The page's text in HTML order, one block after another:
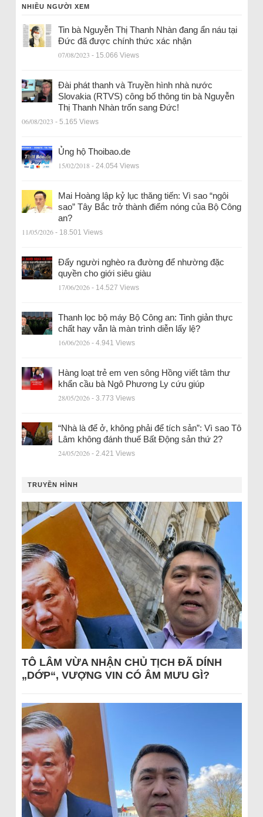
NHIỀU NGƯỜI XEM
Tin bà Nguyễn Thị Thanh Nhàn đang ẩn náu tại
Đức đã được chính thức xác nhận
07/08/2023 - 15.066 Views
Đài phát thanh và Truyền hình nhà nước
Slovakia (RTVS) công bố thông tin bà Nguyễn
Thị Thanh Nhàn trốn sang Đức!
06/08/2023 - 5.165 Views
Ủng hộ Thoibao.de
15/02/2018 - 24.054 Views
Mai Hoàng lập kỷ lục thăng tiến: Vì sao “ngôi
sao” Tây Bắc trở thành điểm nóng của Bộ Công
an?
11/05/2026 - 18.501 Views
Đẩy người nghèo ra đường để nhường đặc
quyền cho giới siêu giàu
17/06/2026 - 14.527 Views
Thanh lọc bộ máy Bộ Công an: Tinh giản thực
chất hay vẫn là màn trình diễn lấy lệ?
16/06/2026 - 4.941 Views
Hàng loạt trẻ em ven sông Hồng viết tâm thư
khẩn cầu bà Ngô Phương Ly cứu giúp
28/05/2026 - 3.773 Views
“Nhà là để ở, không phải để tích sản”: Vì sao Tô
Lâm không đánh thuế Bất Động sản thứ 2?
24/05/2026 - 2.421 Views
TRUYỀN HÌNH
TÔ LÂM VỪA NHẬN CHỦ TỊCH ĐÃ DÍNH
„DỚP“, VƯỢNG VIN CÓ ÂM MƯU GÌ?